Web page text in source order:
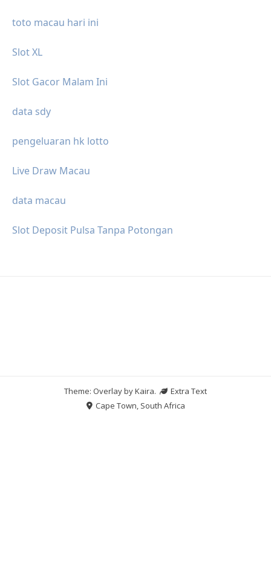
toto macau hari ini
Slot XL
Slot Gacor Malam Ini
data sdy
pengeluaran hk lotto
Live Draw Macau
data macau
Slot Deposit Pulsa Tanpa Potongan
Theme: Overlay byKaira.
Extra Text
Cape Town, South Africa